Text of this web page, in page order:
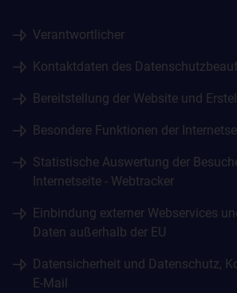
Verantwortlicher
Kontaktdaten des
Bereitstellung der Website und
Besondere Funktionen der
Statistische Auswertung der
Internetseite - Webtracker
Einbindung externer Webservices
Daten außerhalb der EU
Datensicherheit und Datenschutz,
E-Mail